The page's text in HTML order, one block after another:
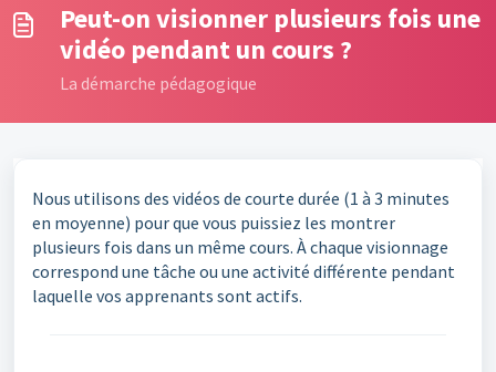
Peut-on visionner plusieurs fois une
vidéo pendant un cours ?
La démarche pédagogique
Nous utilisons des vidéos de courte durée (1 à 3 minutes
en moyenne) pour que vous puissiez les montrer
plusieurs fois dans un même cours. À chaque visionnage
correspond une tâche ou une activité différente pendant
laquelle vos apprenants sont actifs.